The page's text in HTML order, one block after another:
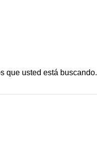
que usted está buscando.